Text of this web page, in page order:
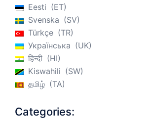
Eesti
ET
Svenska
SV
Türkçe
TR
Українська
UK
हिन्दी
HI
Kiswahili
SW
தமிழ்
TA
Categories: